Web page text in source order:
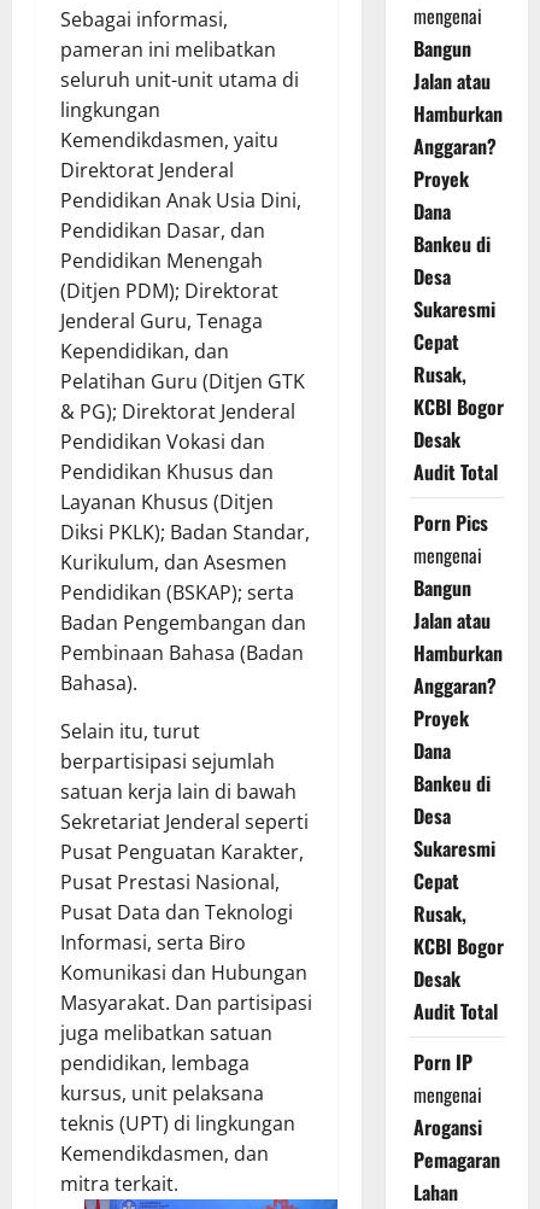
Sebagai informasi,
pameran ini melibatkan
seluruh unit-unit utama di
lingkungan
Kemendikdasmen, yaitu
Direktorat Jenderal
Pendidikan Anak Usia Dini,
Pendidikan Dasar, dan
Pendidikan Menengah
(Ditjen PDM); Direktorat
Jenderal Guru, Tenaga
Kependidikan, dan
Pelatihan Guru (Ditjen GTK
& PG); Direktorat Jenderal
Pendidikan Vokasi dan
Pendidikan Khusus dan
Layanan Khusus (Ditjen
Diksi PKLK); Badan Standar,
Kurikulum, dan Asesmen
Pendidikan (BSKAP); serta
Badan Pengembangan dan
Pembinaan Bahasa (Badan
Bahasa).
Selain itu, turut
berpartisipasi sejumlah
satuan kerja lain di bawah
Sekretariat Jenderal seperti
Pusat Penguatan Karakter,
Pusat Prestasi Nasional,
Pusat Data dan Teknologi
Informasi, serta Biro
Komunikasi dan Hubungan
Masyarakat. Dan partisipasi
juga melibatkan satuan
pendidikan, lembaga
kursus, unit pelaksana
teknis (UPT) di lingkungan
Kemendikdasmen, dan
mitra terkait.
mengenai
Bangun
Jalan atau
Hamburkan
Anggaran?
Proyek
Dana
Bankeu di
Desa
Sukaresmi
Cepat
Rusak,
KCBI Bogor
Desak
Audit Total
Porn Pics
mengenai
Bangun
Jalan atau
Hamburkan
Anggaran?
Proyek
Dana
Bankeu di
Desa
Sukaresmi
Cepat
Rusak,
KCBI Bogor
Desak
Audit Total
Porn IP
mengenai
Arogansi
Pemagaran
Lahan